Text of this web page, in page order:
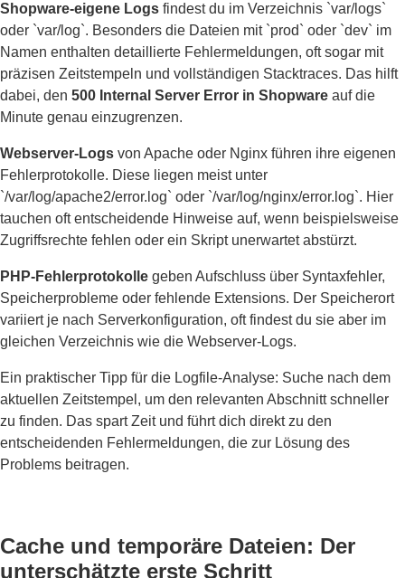
Shopware-eigene Logs findest du im Verzeichnis `var/logs`
oder `var/log`. Besonders die Dateien mit `prod` oder `dev` im
Namen enthalten detaillierte Fehlermeldungen, oft sogar mit
präzisen Zeitstempeln und vollständigen Stacktraces. Das hilft
dabei, den 500 Internal Server Error in Shopware auf die
Minute genau einzugrenzen.
Webserver-Logs von Apache oder Nginx führen ihre eigenen
Fehlerprotokolle. Diese liegen meist unter
`/var/log/apache2/error.log` oder `/var/log/nginx/error.log`. Hier
tauchen oft entscheidende Hinweise auf, wenn beispielsweise
Zugriffsrechte fehlen oder ein Skript unerwartet abstürzt.
PHP-Fehlerprotokolle geben Aufschluss über Syntaxfehler,
Speicherprobleme oder fehlende Extensions. Der Speicherort
variiert je nach Serverkonfiguration, oft findest du sie aber im
gleichen Verzeichnis wie die Webserver-Logs.
Ein praktischer Tipp für die Logfile-Analyse: Suche nach dem
aktuellen Zeitstempel, um den relevanten Abschnitt schneller
zu finden. Das spart Zeit und führt dich direkt zu den
entscheidenden Fehlermeldungen, die zur Lösung des
Problems beitragen.
Cache und temporäre Dateien: Der
unterschätzte erste Schritt